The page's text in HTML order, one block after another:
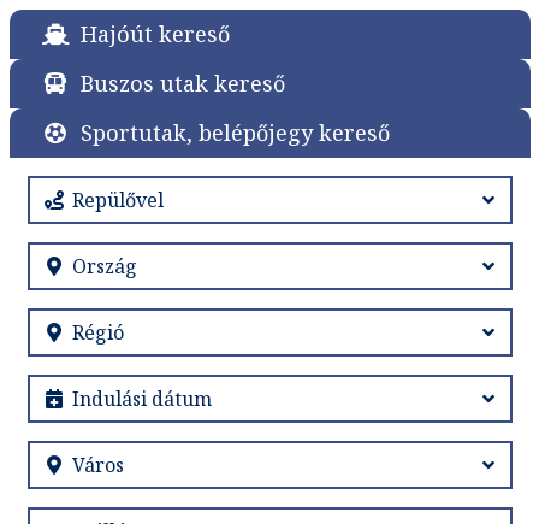
Hajóút kereső
Buszos utak kereső
Sportutak, belépőjegy kereső